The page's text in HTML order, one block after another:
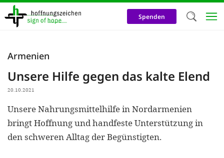
Direkt
zum
Inhalt
Spenden
Armenien
Unsere Hilfe gegen das kalte Elend
20.10.2021
Unsere Nahrungsmittelhilfe in Nordarmenien
bringt Hoffnung und handfeste Unterstützung in
den schweren Alltag der Begünstigten.
Wir